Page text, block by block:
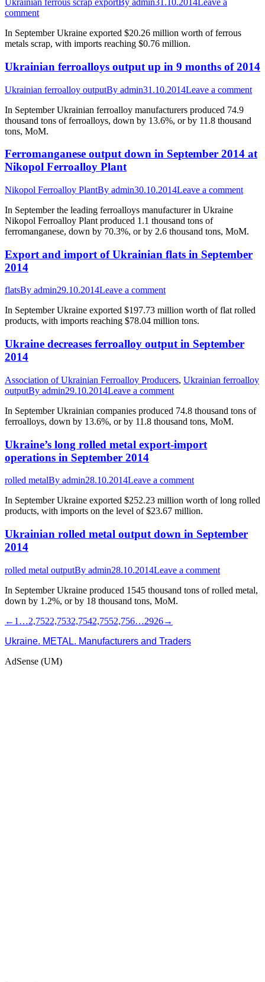
Ukrainian ferrous scrap exportBy admin31.10.2014 Leave a
comment
In September Ukraine exported $20.26 million worth of ferrous
metals scrap, with imports reaching $0.76 million.
Ukrainian ferroalloys output up in 9 months of 2014
Ukrainian ferroalloy outputBy admin31.10.2014Leave a comment
In September Ukrainian ferroalloy manufacturers produced 74.9
thousand tons of ferroalloys, down by 13.6%, or by 11.8 thousand
tons, MoM.
Ferromanganese output down in September 2014 at
Nikopol Ferroalloy Plant
Nikopol Ferroalloy PlantBy admin30.10.2014Leave a comment
In September the leading ferroalloys manufacturer in Ukraine
Nikopol Ferroalloy Plant produced 1.1 thousand tons of
ferromanganese, down by 70.3%, or by 2.6 thousand tons, MoM.
Export and import of Ukrainian flats in September
2014
flatsBy admin29.10.2014Leave a comment
In September Ukraine exported $197.73 million worth of flat rolled
products, with imports reaching $78.04 million tons.
Ukraine decreases ferroalloy output in September
2014
Association of Ukrainian Ferroalloy Producers, Ukrainian ferroalloy
outputBy admin29.10.2014Leave a comment
In September Ukrainian companies produced 74.8 thousand tons of
ferroalloys, down by 13.6%, or by 11.8 thousand tons, MoM.
Ukraine’s long rolled metal export-import
operations in September 2014
rolled metalBy admin28.10.2014Leave a comment
In September Ukraine exported $252.23 million worth of long rolled
products, with imports on the level of $23.67 million.
Ukrainian rolled metal output down in September
2014
rolled metal outputBy admin28.10.2014Leave a comment
In September Ukraine produced 1545 thousand tons of rolled metal,
down by 1.2%, or by 18 thousand tons, MoM.
← 1 …2,7522,7532,7542,7552,756…2926→
Ukraine. METAL. Manufacturers and Traders
AdSense (UM)